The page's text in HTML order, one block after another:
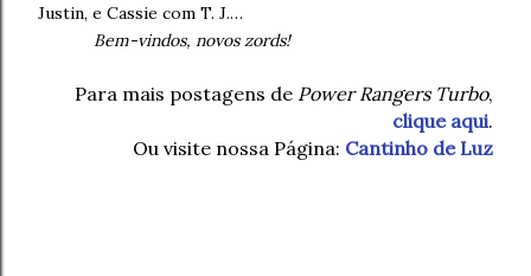
Justin, e Cassie com T. J.…
Bem-vindos, novos zords!
Para mais postagens de Power Rangers Turbo,
clique aqui.
Ou visite nossa Página: Cantinho de Luz